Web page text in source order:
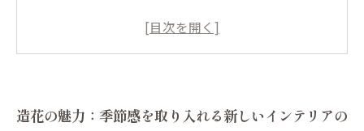
夏の彩り：造花で涼しげな空間を作るアイデア
冬の贅沢：造花で作る温かみあるインテリア
造花の魅力：季節感を取り入れる新しいインテリアの